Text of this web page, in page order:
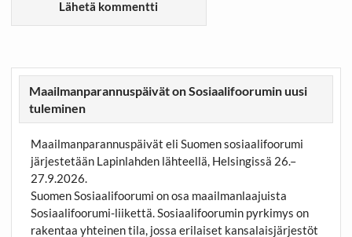
Maailmanparannuspäivät on Sosiaalifoorumin uusi
tuleminen
Maailmanparannuspäivät eli Suomen sosiaalifoorumi
järjestetään Lapinlahden lähteellä, Helsingissä 26.–
27.9.2026.
Suomen Sosiaalifoorumi on osa maailmanlaajuista
Sosiaalifoorumi-liikettä. Sosiaalifoorumin pyrkimys on
rakentaa yhteinen tila, jossa erilaiset kansalaisjärjestöt